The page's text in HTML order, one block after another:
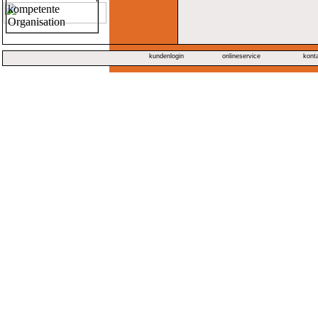
kundenlogin onlineservice